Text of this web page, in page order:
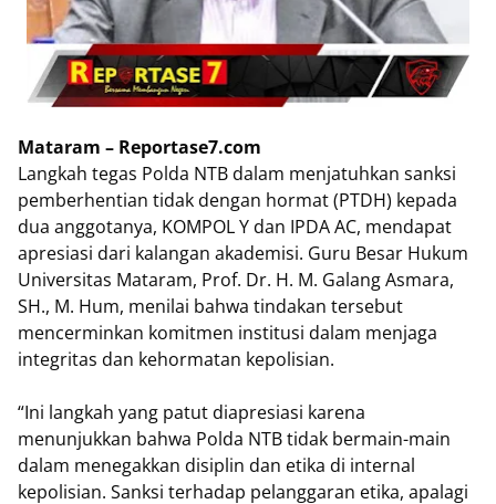
Mataram – Reportase7.com
Langkah tegas Polda NTB dalam menjatuhkan sanksi
pemberhentian tidak dengan hormat (PTDH) kepada
dua anggotanya, KOMPOL Y dan IPDA AC, mendapat
apresiasi dari kalangan akademisi. Guru Besar Hukum
Universitas Mataram, Prof. Dr. H. M. Galang Asmara,
SH., M. Hum, menilai bahwa tindakan tersebut
mencerminkan komitmen institusi dalam menjaga
integritas dan kehormatan kepolisian.
“Ini langkah yang patut diapresiasi karena
menunjukkan bahwa Polda NTB tidak bermain-main
dalam menegakkan disiplin dan etika di internal
kepolisian. Sanksi terhadap pelanggaran etika, apalagi